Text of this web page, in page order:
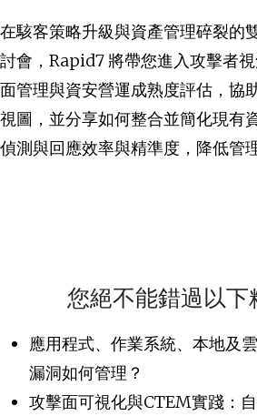
在駭客策略升級與資產管理碎裂的
討會，Rapid7 將帶您進入攻擊者
面管理與資安營運成熟度評估，協
視圖，並分享如何整合並簡化現有
偵測與回應效率與精準度，降低管
您絕不能錯過以下
應用程式、作業系統、本地及
漏洞如何管理？
攻擊面可視化與CTEM實踐：